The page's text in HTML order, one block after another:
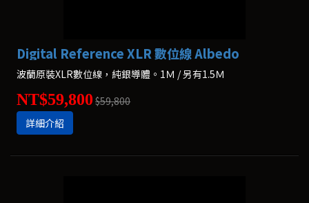
Digital Reference XLR 數位線 Albedo
波蘭原裝XLR數位線，純銀導體。1Ｍ / 另有1.5Ｍ
NT$59,800 $59,800
詳細介紹